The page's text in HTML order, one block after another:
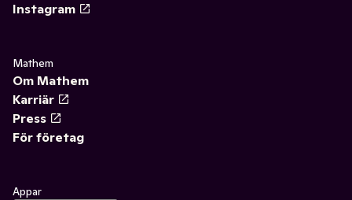
Instagram
Mathem
Om Mathem
Karriär
Press
För företag
Appar